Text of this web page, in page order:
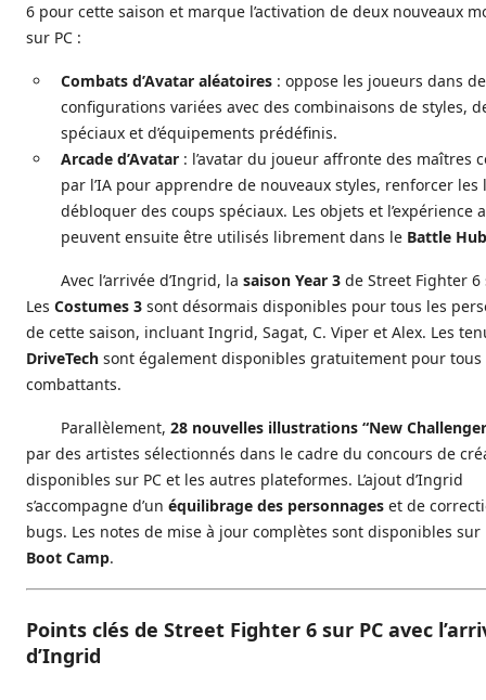
6 pour cette saison et marque l’activation de deux nouveaux
sur PC :
Combats d’Avatar aléatoires : oppose les joueurs dans
configurations variées avec des combinaisons de styles,
spéciaux et d’équipements prédéfinis.
Arcade d’Avatar : l’avatar du joueur affronte des maîtres
par l’IA pour apprendre de nouveaux styles, renforcer les
débloquer des coups spéciaux. Les objets et l’expérience
peuvent ensuite être utilisés librement dans le Battle Hub
Avec l’arrivée d’Ingrid, la saison Year 3 de Street Fighter 6
Les Costumes 3 sont désormais disponibles pour tous les
de cette saison, incluant Ingrid, Sagat, C. Viper et Alex. Les
DriveTech sont également disponibles gratuitement pour tous
combattants.
Parallèlement, 28 nouvelles illustrations “New
par des artistes sélectionnés dans le cadre du concours de
disponibles sur PC et les autres plateformes. L’ajout d’Ingrid
s’accompagne d’un équilibrage des personnages et de
bugs. Les notes de mise à jour complètes sont disponibles sur
Boot Camp.
Points clés de Street Fighter 6 sur PC avec
d’Ingrid